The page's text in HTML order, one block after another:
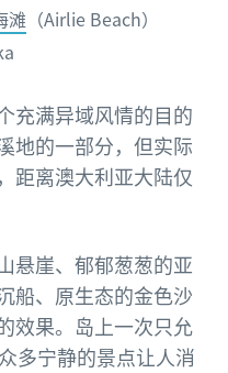
滩 （Airlie Beach）
充满异域风情的目的
地的一部分，但实际
距离澳大利亚大陆仅
悬崖、郁郁葱葱的亚
船、原生态的金色沙
效果。岛上一次只允
多宁静的景点让人消